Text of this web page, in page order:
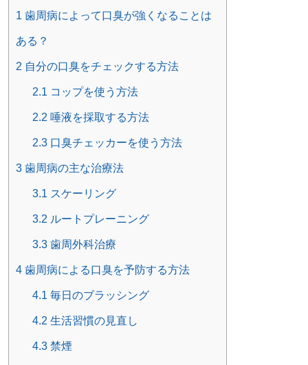
1 歯周病によって口臭が強くなることは
ある？
2 自分の口臭をチェックする方法
2.1 コップを使う方法
2.2 唾液を採取する方法
2.3 口臭チェッカーを使う方法
3 歯周病の主な治療法
3.1 スケーリング
3.2 ルートプレーニング
3.3 歯周外科治療
4 歯周病による口臭を予防する方法
4.1 毎日のブラッシング
4.2 生活習慣の見直し
4.3 禁煙